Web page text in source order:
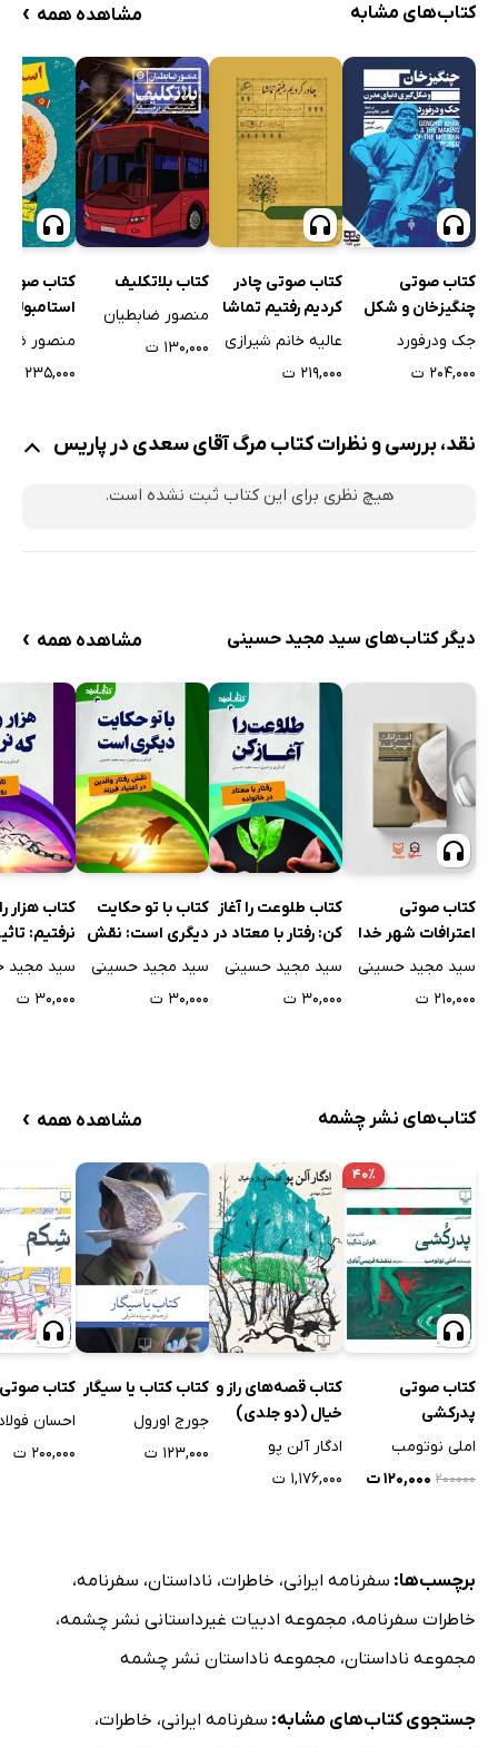
کتاب‌های مشابه مشاهده همه ›
کتاب صوتی
چنگیزخان و شکل
گیری دنیای مدرن
جک ودرفورد
۲۰۴,۰۰۰ ت
کتاب صوتی چادر
کردیم رفتیم تماشا
عالیه خانم شیرازی
۲۱۹,۰۰۰ ت
کتاب بلاتکلیف
منصور ضابطیان
۱۳۰,۰۰۰ ت
کتاب صوتی
استامبولی
منصور
۲۳۵,۰۰۰ ت
نقد، بررسی و نظرات کتاب مرگ آقای سعدی در پاریس
هیچ نظری برای این کتاب ثبت نشده است.
دیگر کتاب‌های سید مجید حسینی مشاهده همه ›
کتاب صوتی
اعترافات شهر خدا
سید مجید حسینی
۲۱۰,۰۰۰ ت
کتاب طلوعت را آغاز
کن: رفتار با معتاد در
خانواده
سید مجید حسینی
۳۰,۰۰۰ ت
کتاب با تو حکایت
دیگری است: نقش
رفتار والدین در
سید مجید حسینی
۳۰,۰۰۰ ت
کتاب هزار
نرفتیم:
بر روابط
سید مجید
۳۰,۰۰۰ ت
کتاب‌های نشر چشمه مشاهده همه ›
۴۰٪
کتاب صوتی
پدرکشی
املی نوتومب
۲۰۰۰۰۰ ۱۲۰,۰۰۰ ت
کتاب قصه‌های راز و
خیال (دو جلدی)
ادگار آلن پو
۱,۱۷۶,۰۰۰ ت
کتاب کتاب یا سیگار
جورج اورول
۱۲۳,۰۰۰ ت
کتاب
احسان
۲۰۰,۰۰۰ ت
برچسب‌ها: سفرنامه ایرانی، خاطرات، ناداستان، سفرنامه،
خاطرات سفرنامه، مجموعه ادبیات غیرداستانی نشر چشمه،
مجموعه ناداستان، مجموعه ناداستان نشر چشمه
جستجوی کتاب‌های مشابه: سفرنامه ایرانی، خاطرات،